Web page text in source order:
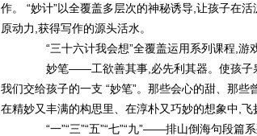
作。 “妙计”以全覆盖多层次的神秘诱导,让孩子在
原动力,获得写作的源头活水。
“三十六计我会想”全覆盖运用系列课程,游
妙笔——工欲善其事,必先利其器。使孩子
我们交给孩子的一支 “妙笔”。那些会心的甜、那
在精妙又丰满的构思里、在淳朴又巧妙的想象中,飞
“一”“三”“五”“七”“九”——排山倒海句段篇